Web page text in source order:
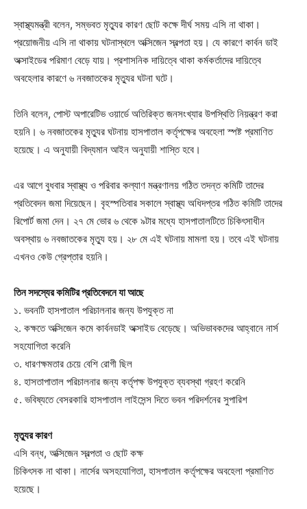
স্বাস্থ্যমন্ত্রী বলেন, সম্ভবত মৃত্যুর কারণ ছোট কক্ষে দীর্ঘ সময় এসি না থাকা।
প্রয়োজনীয় এসি না থাকায় ঘটনাস্থলে অক্সিজেন স্বল্পতা হয়। যে কারণে কার্বন ডাই
অক্সাইডের পরিমাণ বেড়ে যায়। প্রশাসনিক দায়িত্বে থাকা কর্মকর্তাদের দায়িত্বে
অবহেলার কারণে ৬ নবজাতকের মৃত্যুর ঘটনা ঘটে।
তিনি বলেন, পোস্ট অপারেটিভ ওয়ার্ডে অতিরিক্ত জনসংখ্যার উপস্থিতি নিয়ন্ত্রণ করা
হয়নি। ৬ নবজাতকের মৃত্যুর ঘটনায় হাসপাতাল কর্তৃপক্ষের অবহেলা স্পষ্ট প্রমাণিত
হয়েছে। এ অনুযায়ী বিদ্যমান আইন অনুযায়ী শাস্তি হবে।
এর আগে বুধবার স্বাস্থ্য ও পরিবার কল্যাণ মন্ত্রণালয় গঠিত তদন্ত কমিটি তাদের
প্রতিবেদন জমা দিয়েছেন। বৃহস্পতিবার সকালে স্বাস্থ্য অধিদপ্তর গঠিত কমিটি তাদের
রিপোর্ট জমা দেন। ২৭ মে ভোর ৬ থেকে ৯টার মধ্যে হাসপাতালটিতে চিকিৎসাধীন
অবস্থায় ৬ নবজাতকের মৃত্যু হয়। ২৮ মে এই ঘটনায় মামলা হয়। তবে এই ঘটনায়
এখনও কেউ গ্রেপ্তার হয়নি।
তিন সদস্যের কমিটির প্রতিবেদনে যা আছে
১. ভবনটি হাসপাতাল পরিচালনার জন্য উপযুক্ত না
২. কক্ষতে অক্সিজেন কমে কার্বনডাই অক্সাইড বেড়েছে। অভিভাবকদের আহ্বানে নার্স
সহযোগিতা করেনি
৩. ধারণক্ষমতার চেয়ে বেশি রোগী ছিল
৪. হাসতাপাতাল পরিচালনার জন্য কর্তৃপক্ষ উপযুক্ত ব্যবস্থা গ্রহণ করেনি
৫. ভবিষ্যতে বেসরকারি হাসপাতাল লাইসেন্স দিতে ভবন পরিদর্শনের সুপারিশ
মৃত্যুর কারণ
এসি বন্ধ, অক্সিজেন স্বল্পতা ও ছোট কক্ষ
চিকিৎসক না থাকা। নার্সের অসহযোগিতা, হাসপাতাল কর্তৃপক্ষের অবহেলা প্রমাণিত
হয়েছে।